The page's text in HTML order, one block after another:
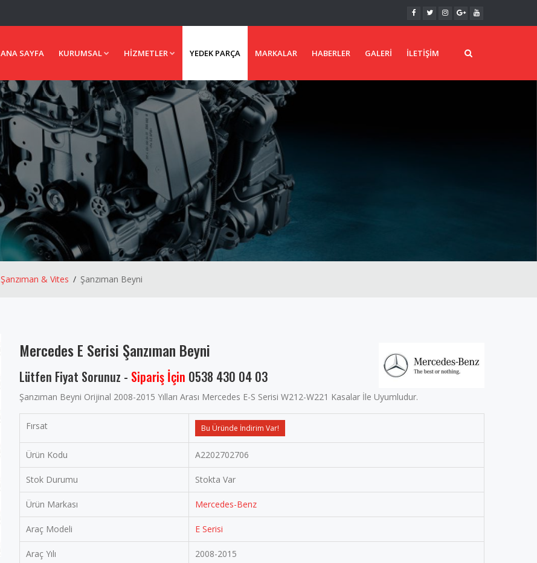
ANA SAYFA KURUMSAL HIZMETLER YEDEK PARÇA MARKALAR HABERLER GALERI İLETIŞIM
Şanzıman & Vites Şanzıman Beyni
Mercedes E Serisi Şanzıman Beyni
Lütfen Fiyat Sorunuz - Sipariş İçin 0538 430 04 03
Şanzıman Beyni Orijinal 2008-2015 Yılları Arası Mercedes E-S Serisi W212-W221 Kasalar İle Uyumludur.
Fırsat Bu Üründe İndirim Var!
Ürün Kodu A2202702706
Stok Durumu Stokta Var
Ürün Markası Mercedes-Benz
Araç Modeli E Serisi
Araç Yılı 2008-2015